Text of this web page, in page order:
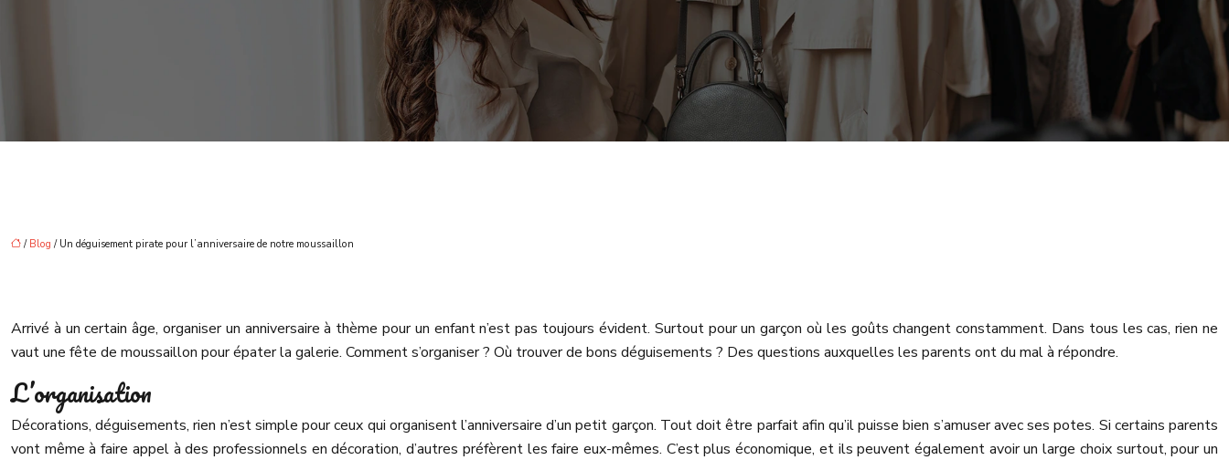
/ Blog / Un déguisement pirate pour l’anniversaire de notre moussaillon
Arrivé à un certain âge, organiser un anniversaire à thème pour un enfant n’est pas toujours évident. Surtout pour un garçon où les goûts changent constamment. Dans tous les cas, rien ne
vaut une fête de moussaillon pour épater la galerie. Comment s’organiser ? Où trouver de bons déguisements ? Des questions auxquelles les parents ont du mal à répondre.
L’organisation
Décorations, déguisements, rien n’est simple pour ceux qui organisent l’anniversaire d’un petit garçon. Tout doit être parfait afin qu’il puisse bien s’amuser avec ses potes. Si certains parents
vont même à faire appel à des professionnels en décoration, d’autres préfèrent les faire eux-mêmes. C’est plus économique, et ils peuvent également avoir un large choix surtout, pour un